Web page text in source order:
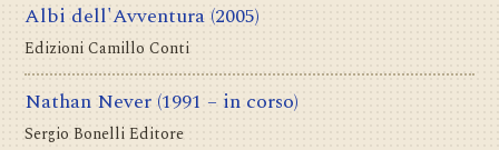
Albi dell'Avventura (2005)
Edizioni Camillo Conti
Nathan Never (1991 – in corso)
Sergio Bonelli Editore